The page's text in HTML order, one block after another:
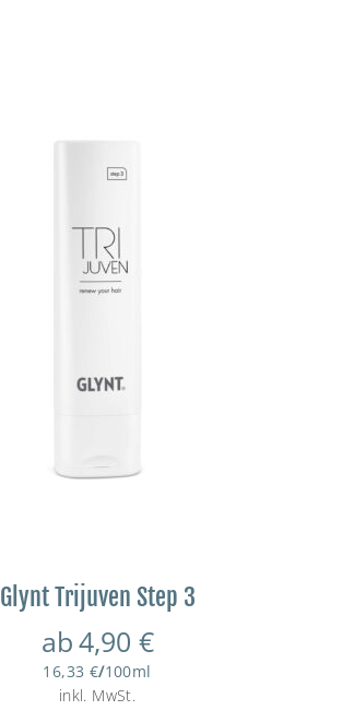
Glynt Trijuven Step 3
ab4,90 €
16,33 €/100ml
inkl. MwSt.